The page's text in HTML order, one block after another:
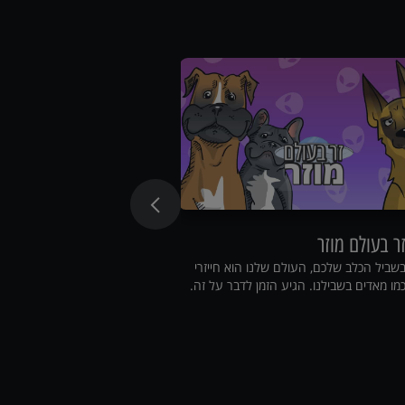
זר בעולם מוזר
בשביל הכלב שלכם, העולם שלנו הוא חייזרי
כמו מאדים בשבילנו. הגיע הזמן לדבר על זה.